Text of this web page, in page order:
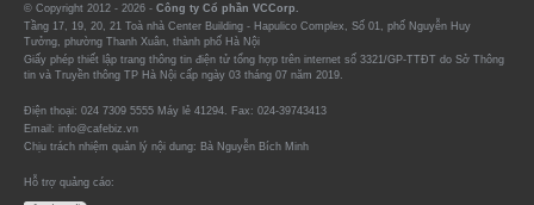
© Copyright 2012 - 2026 - Công ty Cổ phần VCCorp.
Tầng 17, 19, 20, 21 Toà nhà Center Building - Hapulico Complex, Số 01, phố Nguyễn Huy
Tưởng, phường Thanh Xuân, thành phố Hà Nội
Giấy phép thiết lập trang thông tin điện tử tổng hợp trên internet số 3321/GP-TTĐT do Sở Thông
tin và Truyền thông TP Hà Nội cấp ngày 03 tháng 07 năm 2019.
Điện thoại: 024 7309 5555 Máy lẻ 41294. Fax: 024-39743413
Email: info@cafebiz.vn
Chịu trách nhiệm quản lý nội dung: Bà Nguyễn Bích Minh
Hỗ trợ quảng cáo: